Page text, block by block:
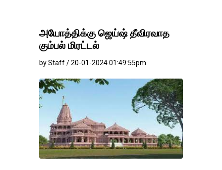
அயோத்திக்கு ஜெய்ஷ் தீவிரவாத
கும்பல் மிரட்டல்
by Staff / 20-01-2024 01:49:55pm